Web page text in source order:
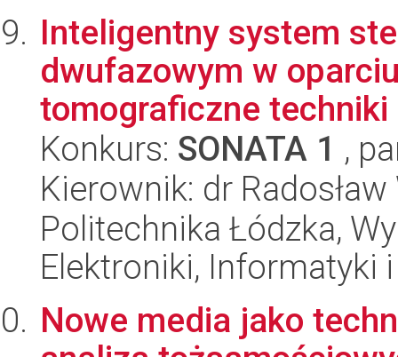
Inteligentny system
dwufazowym w
tomograficzne
Konkurs: SONATA 1 ,
Kierownik: dr
Politechnika Łódzka,
Elektroniki, Informatyki
Nowe media jako